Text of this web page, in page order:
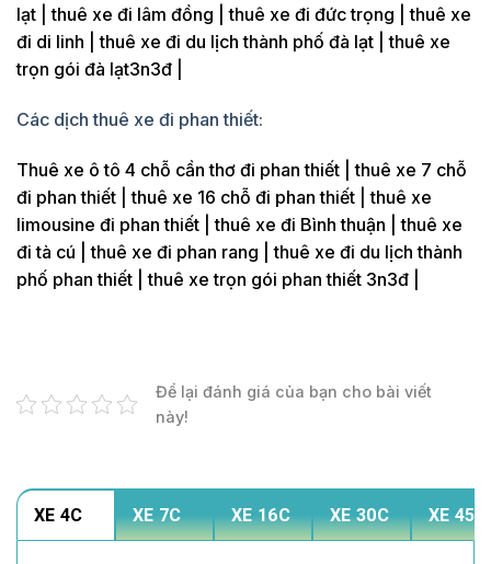
lạt | thuê xe đi lâm đồng | thuê xe đi đức trọng | thuê xe
đi di linh | thuê xe đi du lịch thành phố đà lạt | thuê xe
trọn gói đà lạt3n3đ |
Các dịch thuê xe đi phan thiết:
Thuê xe ô tô 4 chỗ cần thơ đi phan thiết | thuê xe 7 chỗ
đi phan thiết | thuê xe 16 chỗ đi phan thiết | thuê xe
limousine đi phan thiết | thuê xe đi Bình thuận | thuê xe
đi tà cú | thuê xe đi phan rang | thuê xe đi du lịch thành
phố phan thiết | thuê xe trọn gói phan thiết 3n3đ |
Để lại đánh giá của bạn cho bài viết
này!
XE 4C XE 7C XE 16C XE 30C XE 45C